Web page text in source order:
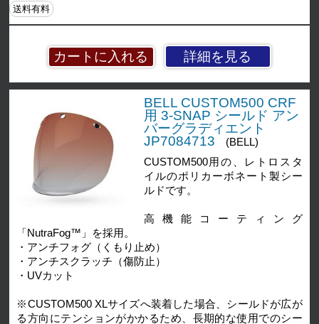
詳細を見る
送料有料
BELL CUSTOM500 CRF
用 3-SNAP シールド アン
バーグラディエント
JP7084713
(BELL)
CUSTOM500用の、レトロスタ
イルのポリカーボネート製シー
ルドです。
高機能コーティング
「NutraFog™」を採用。
・アンチフォグ（くもり止め）
・アンチスクラッチ（傷防止）
・UVカット
※CUSTOM500 XLサイズへ装着した場合、シールドが広が
る方向にテンションがかかるため、長期的な使用でのシー